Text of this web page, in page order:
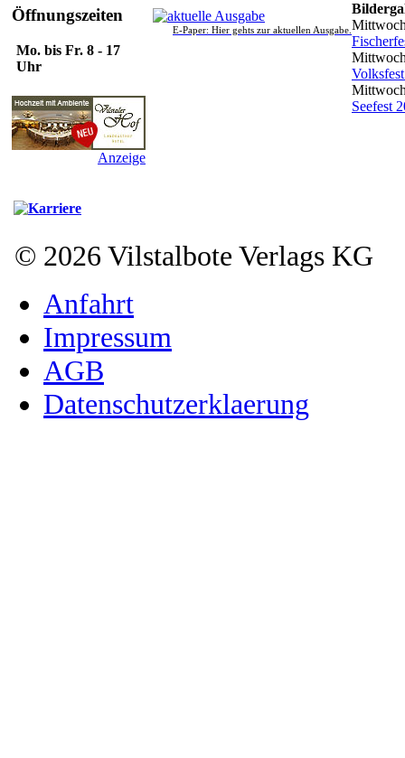
Öffnungszeiten
Mo. bis Fr. 8 - 17
Uhr
Anzeige
E-Paper: Hier gehts zur aktuellen Ausgabe.
Seefest
© 2026 Vilstalbote Verlags KG
Anfahrt
Impressum
AGB
Datenschutzerklaerung